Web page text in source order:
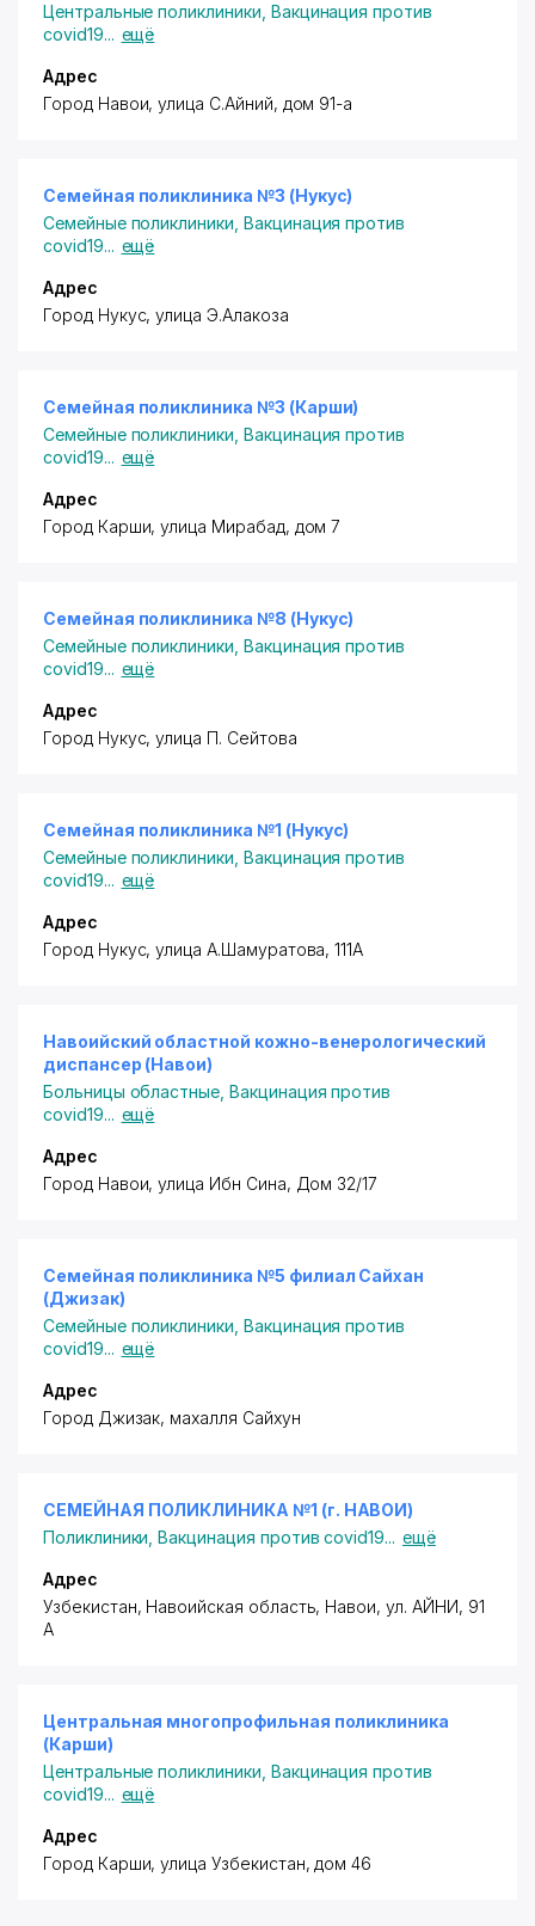
Центральные поликлиники Вакцинация против
covid19... ещё
Адрес
Город Навои, улица C.Айний, дом 91-а
Семейная поликлиника №3 (Нукус)
Семейные поликлиники Вакцинация против
covid19... ещё
Адрес
Город Нукус, улица Э.Алакоза
Семейная поликлиника №3 (Карши)
Семейные поликлиники Вакцинация против
covid19... ещё
Адрес
Город Карши, улица Мирабад, дом 7
Семейная поликлиника №8 (Нукус)
Семейные поликлиники Вакцинация против
covid19... ещё
Адрес
Город Нукус, улица П. Сейтова
Семейная поликлиника №1 (Нукус)
Семейные поликлиники Вакцинация против
covid19... ещё
Адрес
Город Нукус, улица А.Шамуратова, 111А
Навоийский областной кожно-венерологический
диспансер (Навои)
Больницы областные ,Вакцинация против
covid19... ещё
Адрес
Город Навои, улица Ибн Сина, Дом 32/17
Семейная поликлиника №5 филиал Сайхан
(Джизак)
Семейные поликлиники Вакцинация против
covid19... ещё
Адрес
Город Джизак, махалля Сайхун
СЕМЕЙНАЯ ПОЛИКЛИНИКА №1 (г. НАВОИ)
Поликлиники ,Вакцинация против covid19... ещё
Адрес
Узбекистан, Навоийская область, Навои,ул. АЙНИ, 91
А
Центральная многопрофильная поликлиника
(Карши)
Центральные поликлиники Вакцинация против
covid19... ещё
Адрес
Город Карши, улица Узбекистан, дом 46